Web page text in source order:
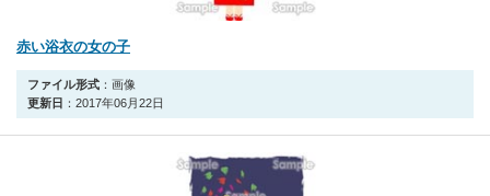
赤い浴衣の女の子
ファイル形式 ：画像
更新日 ：2017年06月22日